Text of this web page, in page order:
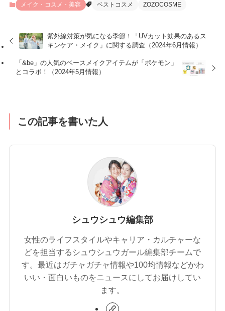
メイク・コスメ・美容 ベストコスメ ZOZOCOSME
紫外線対策が気になる季節！「UVカット効果のあるス
キンケア・メイク」に関する調査（2024年6月情報）
「&be」の人気のベースメイクアイテムが「ポケモン」
とコラボ！（2024年5月情報）
この記事を書いた人
シュウシュウ編集部
女性のライフスタイルやキャリア・カルチャーな
どを担当するシュウシュウガール編集部チームで
す。最近はガチャガチャ情報や100均情報などかわ
いい・面白いものをニュースにしてお届けしてい
ます。